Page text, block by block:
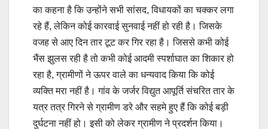
का कहना है कि उन्होंने सभी सांसद, विधायकों का चक्कर लगा
रहे हैं, लेकिन कोई कारवाई सुनवाई नहीं हो रही है। जिसके
वजह से आए दिन तार टूट कर गिर रहा है। जिससे कभी कोई
भैंस झुलस रही है तो कभी कोई आदमी स्पर्शाघात का शिकार हो
रहा है, ग्रामीणों ने ऊपर वाले का धन्यवाद किया कि कोई
व्यक्ति मरा नहीं है। गांव के जर्जर विद्युत आपूर्ति संचरित तार के
यत्र तत्र गिरने से ग्रामीण डरे और सहमे हुए हैं कि कोई बड़ी
दुर्घटना नहीं हो। इसी को लेकर ग्रामीण ने प्रदर्शन किया।